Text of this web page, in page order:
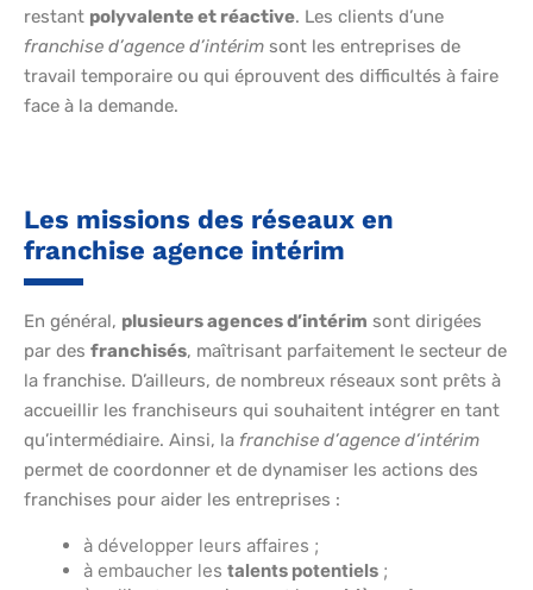
restant polyvalente et réactive. Les clients d’une
franchise d’agence d’intérim sont les entreprises de
travail temporaire ou qui éprouvent des difficultés à faire
face à la demande.
Les missions des réseaux en
franchise agence intérim
En général, plusieurs agences d’intérim sont dirigées
par des franchisés, maîtrisant parfaitement le secteur de
la franchise. D’ailleurs, de nombreux réseaux sont prêts à
accueillir les franchiseurs qui souhaitent intégrer en tant
qu’intermédiaire. Ainsi, la franchise d’agence d’intérim
permet de coordonner et de dynamiser les actions des
franchises pour aider les entreprises :
à développer leurs affaires ;
à embaucher les talents potentiels ;